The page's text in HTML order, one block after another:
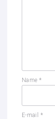
Name *
E-mail *